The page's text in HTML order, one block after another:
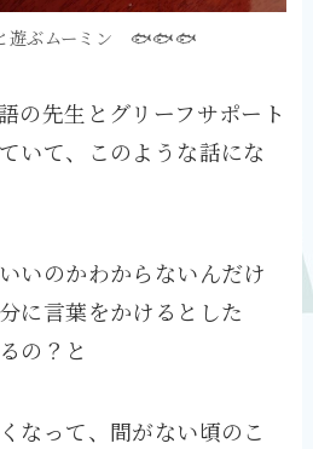
遊ぶムーミン 🐟🐟🐟
の先生とグリーフサポート
いて、このような話にな
いのかわからないんだけ
に言葉をかけるとした
の？と
なって、間がない頃のこ